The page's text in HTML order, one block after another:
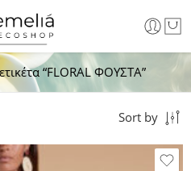
“FLORAL ΦΟΥΣΤΑ”
Sort by